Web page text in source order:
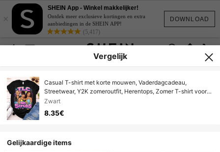
DOWNLOAD
×
SHEIN App - Winkel makkelijker!
Ontdek meer exclusieve kortingen en extra
aanbiedingen in de SHEIN APP!
(5,417)
Vergelijk
Casual T-shirt met korte mouwen, Vaderdagcadeau,
Streetwear, Y2K zomeroutfit, Herentops, Zomer T-shirt voor
heren, Vaderdagcadeau voor heren, TLC No Scrubs shirt,
Effortless St
Zwart
8.35€
Gelijkaardige items